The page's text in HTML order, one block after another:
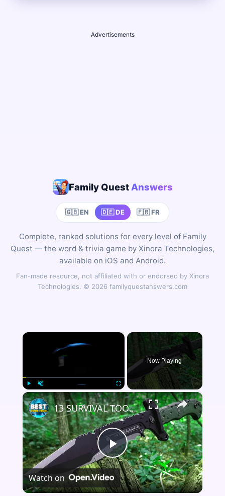
Advertisements
Family Quest Answers
🇬🇧 EN 🇩🇪 DE 🇫🇷 FR
Complete, ranked solutions for every level of Family
Quest — the word & trivia game by Xinora Technologies,
available on iOS and Android.
Fan-made resource, not affiliated with or endorsed by Xinora
Technologies. © 2026 familyquestanswers.com
×
Play Unmute Fullscreen
Now Playing
×
Play
Video
13 SURVIVAL TOOLS EVERY MAN YOU CAN STILL BUY ON AMAZON
Watch on